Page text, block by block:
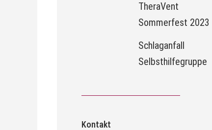
TheraVent
Sommerfest 2023
Schlaganfall
Selbsthilfegruppe
Kontakt